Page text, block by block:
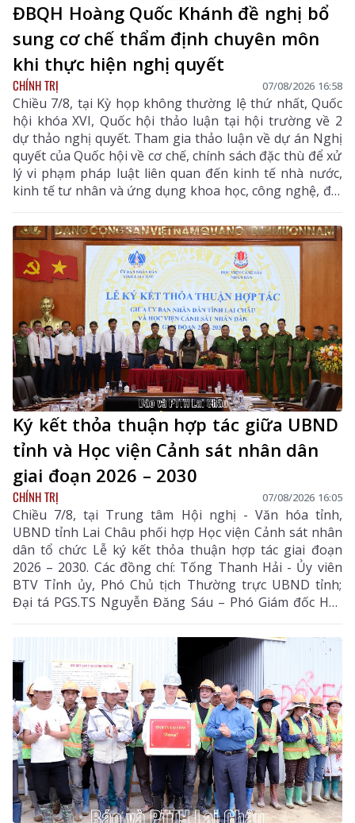
ĐBQH Hoàng Quốc Khánh đề nghị bổ
sung cơ chế thẩm định chuyên môn
khi thực hiện nghị quyết
CHÍNH TRỊ 07/08/2026 16:58
Chiều 7/8, tại Kỳ họp không thường lệ thứ nhất, Quốc
hội khóa XVI, Quốc hội thảo luận tại hội trường về 2
dự thảo nghị quyết. Tham gia thảo luận về dự án Nghị
quyết của Quốc hội về cơ chế, chính sách đặc thù để xử
lý vi phạm pháp luật liên quan đến kinh tế nhà nước,
kinh tế tư nhân và ứng dụng khoa học, công nghệ, đổi
mới sáng tạo, chuyển đổi số, đại biểu Hoàng Quốc
Khánh - Tỉnh ủy viên, Phó Trưởng Đoàn chuyên trách
Đoàn ĐBQH tỉnh Lai Châu thống nhất với sự cần thiết
ban hành Nghị quyết như Tờ trình của Chính phủ, đại
biểu tập trung tham gia một số nội dung tại Điều 13
quy định về tổ chức thực hiện.
Ký kết thỏa thuận hợp tác giữa UBND
tỉnh và Học viện Cảnh sát nhân dân
giai đoạn 2026 – 2030
CHÍNH TRỊ 07/08/2026 16:05
Chiều 7/8, tại Trung tâm Hội nghị - Văn hóa tỉnh,
UBND tỉnh Lai Châu phối hợp Học viện Cảnh sát nhân
dân tổ chức Lễ ký kết thỏa thuận hợp tác giai đoạn
2026 – 2030. Các đồng chí: Tống Thanh Hải - Ủy viên
BTV Tỉnh ủy, Phó Chủ tịch Thường trực UBND tỉnh;
Đại tá PGS.TS Nguyễn Đăng Sáu – Phó Giám đốc Học
viện Cảnh sát nhân dân đồng chủ trì lễ ký kết.